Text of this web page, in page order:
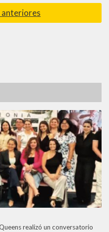
anteriores
realizó un conversatorio